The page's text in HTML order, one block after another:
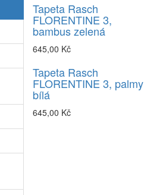
Tapeta Rasch
FLORENTINE 3,
bambus zelená
645,00 Kč
Tapeta Rasch
FLORENTINE 3, palmy
bílá
645,00 Kč